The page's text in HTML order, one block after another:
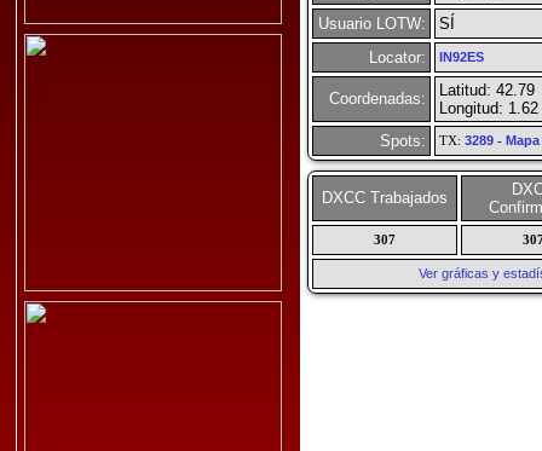
Usuario LOTW:
SÍ
Locator:
IN92ES
Coordenadas:
Latitud: 42.79
Longitud: 1.62
Spots:
TX: 3289- Mapa
DXCC Trabajados
307
Ver gráficas y